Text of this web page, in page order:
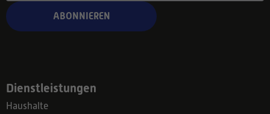
ABONNIEREN
Dienstleistungen
Haushalte